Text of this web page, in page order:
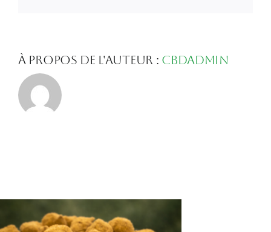
À propos de l'auteur : Cbdadmin